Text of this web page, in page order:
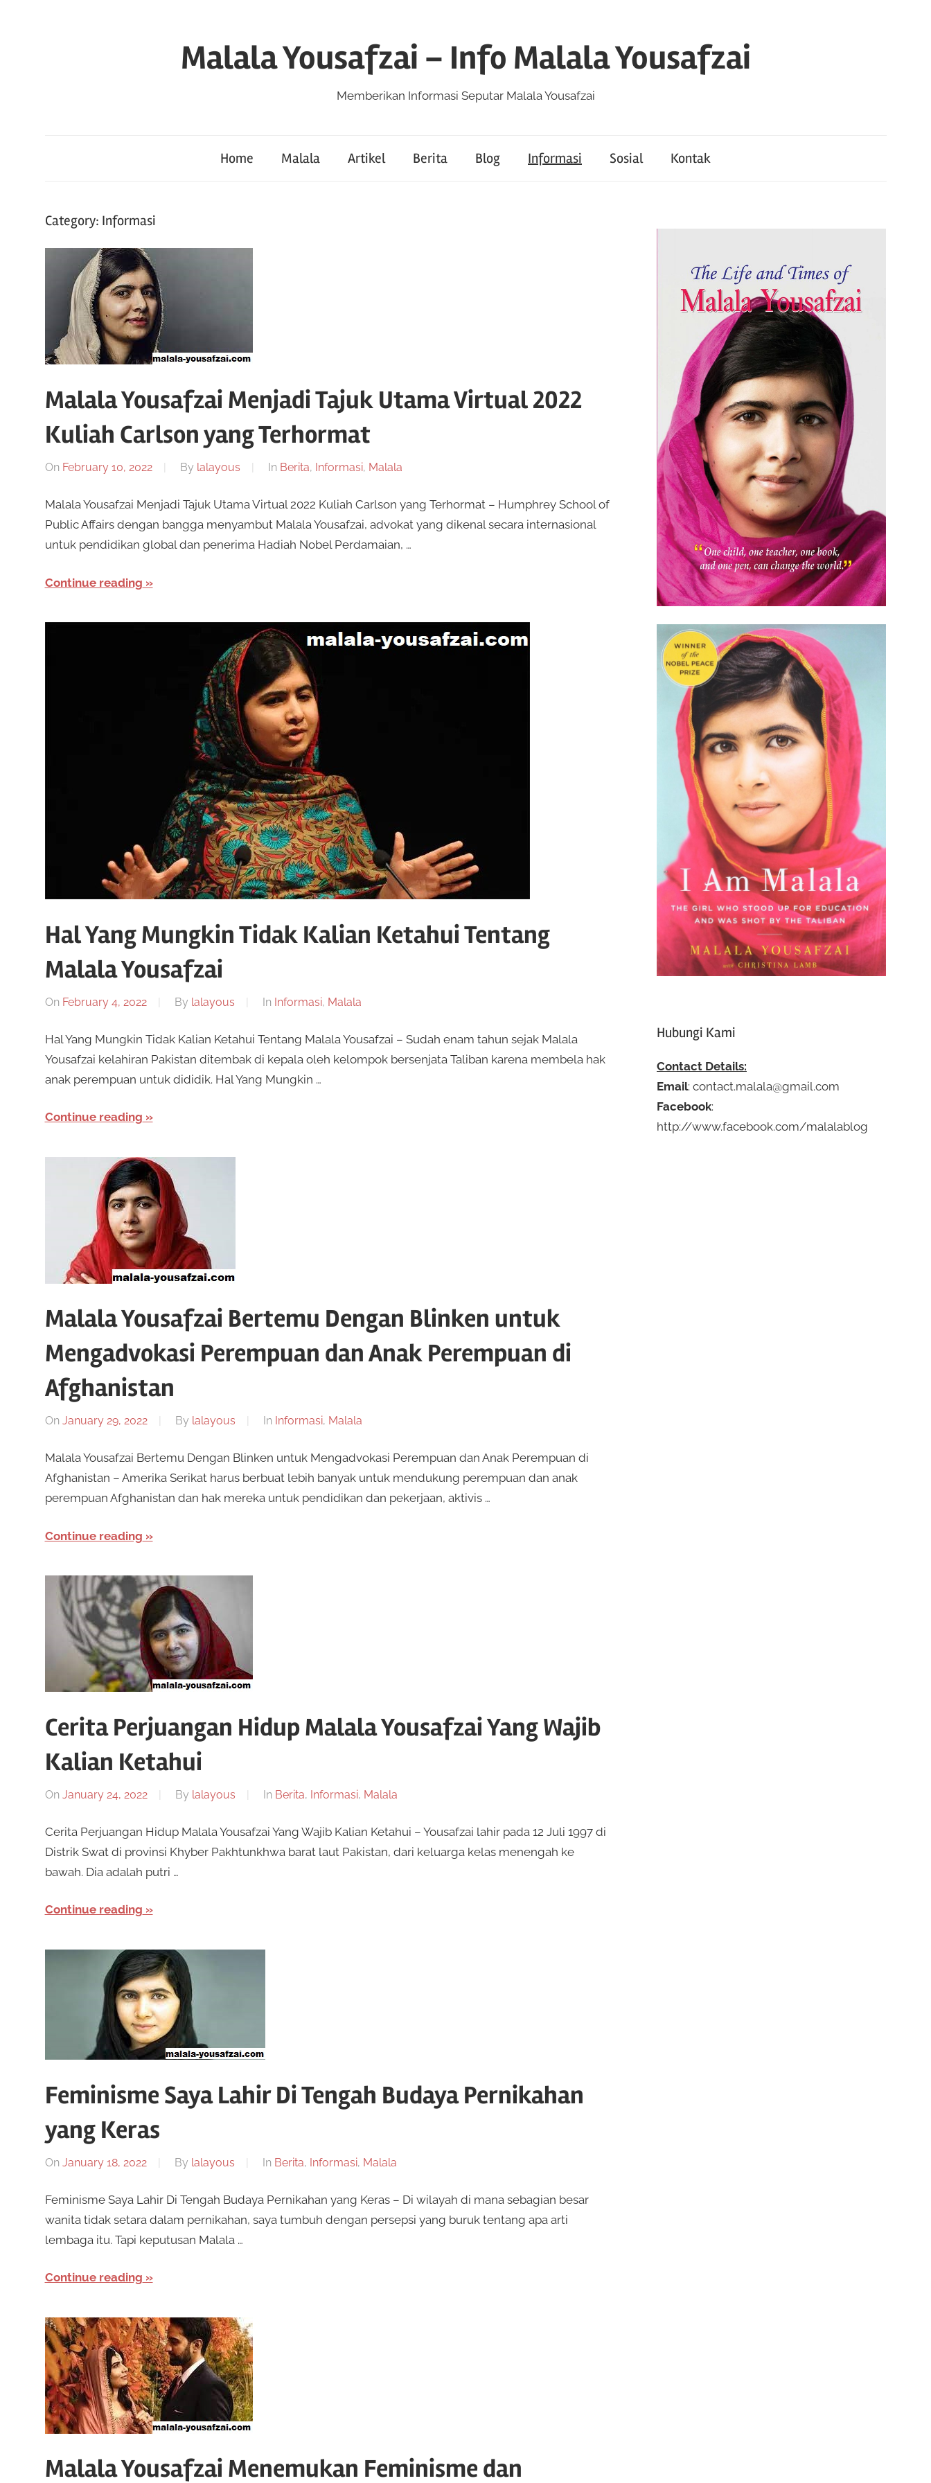
Malala Yousafzai – Info Malala Yousafzai
Memberikan Informasi Seputar Malala Yousafzai
Home Malala Artikel Berita Blog Informasi Sosial Kontak
Category: Informasi
Malala Yousafzai Menjadi Tajuk Utama Virtual 2022
Kuliah Carlson yang Terhormat
On February 10, 2022 By lalayous In Berita, Informasi, Malala
Malala Yousafzai Menjadi Tajuk Utama Virtual 2022 Kuliah Carlson yang Terhormat – Humphrey School of
Public Affairs dengan bangga menyambut Malala Yousafzai, advokat yang dikenal secara internasional
untuk pendidikan global dan penerima Hadiah Nobel Perdamaian, …
Continue reading
Hal Yang Mungkin Tidak Kalian Ketahui Tentang
Malala Yousafzai
On February 4, 2022 By lalayous In Informasi, Malala
Hal Yang Mungkin Tidak Kalian Ketahui Tentang Malala Yousafzai – Sudah enam tahun sejak Malala
Yousafzai kelahiran Pakistan ditembak di kepala oleh kelompok bersenjata Taliban karena membela hak
anak perempuan untuk dididik. Hal Yang Mungkin …
Continue reading
Malala Yousafzai Bertemu Dengan Blinken untuk
Mengadvokasi Perempuan dan Anak Perempuan di
Afghanistan
On January 29, 2022 By lalayous In Informasi, Malala
Malala Yousafzai Bertemu Dengan Blinken untuk Mengadvokasi Perempuan dan Anak Perempuan di
Afghanistan – Amerika Serikat harus berbuat lebih banyak untuk mendukung perempuan dan anak
perempuan Afghanistan dan hak mereka untuk pendidikan dan pekerjaan, aktivis …
Continue reading
Cerita Perjuangan Hidup Malala Yousafzai Yang Wajib
Kalian Ketahui
On January 24, 2022 By lalayous In Berita, Informasi, Malala
Cerita Perjuangan Hidup Malala Yousafzai Yang Wajib Kalian Ketahui – Yousafzai lahir pada 12 Juli 1997 di
Distrik Swat di provinsi Khyber Pakhtunkhwa barat laut Pakistan, dari keluarga kelas menengah ke
bawah. Dia adalah putri …
Continue reading
Feminisme Saya Lahir Di Tengah Budaya Pernikahan
yang Keras
On January 18, 2022 By lalayous In Berita, Informasi, Malala
Feminisme Saya Lahir Di Tengah Budaya Pernikahan yang Keras – Di wilayah di mana sebagian besar
wanita tidak setara dalam pernikahan, saya tumbuh dengan persepsi yang buruk tentang apa arti
lembaga itu. Tapi keputusan Malala …
Continue reading
Malala Yousafzai Menemukan Feminisme dan
Hubungi Kami
Contact Details:
Email: contact.malala@gmail.com
Facebook:
http://www.facebook.com/malalablog